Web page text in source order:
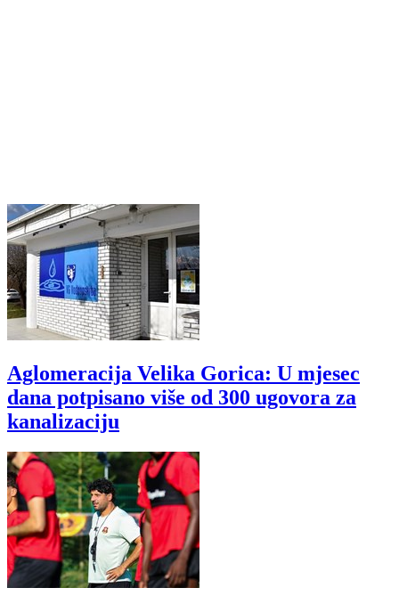
Aglomeracija Velika Gorica: U mjesec
dana potpisano više od 300 ugovora za
kanalizaciju